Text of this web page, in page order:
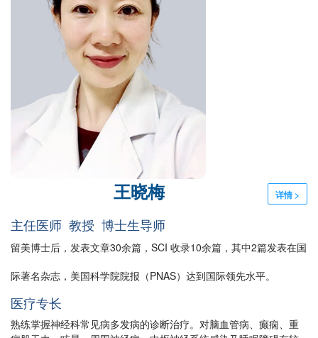
王晓梅 详情 >
主任医师 教授 博士生导师
留美博士后，发表文章30余篇，SCI 收录10余篇，其中2篇发表在国
际著名杂志，美国科学院院报（PNAS）达到国际领先水平。
医疗专长
熟练掌握神经科常见病多发病的诊断治疗。对脑血管病、癫痫、重